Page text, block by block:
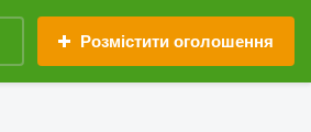
Розмістити оголошення